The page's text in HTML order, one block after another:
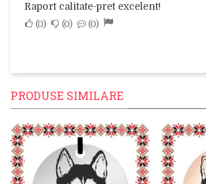
Raport calitate-pret excelent!
0 0 0
PRODUSE SIMILARE